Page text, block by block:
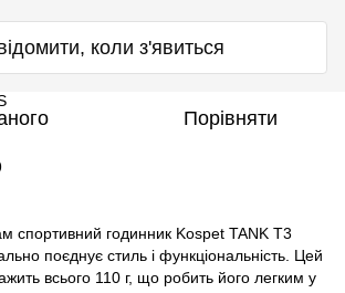
коли з'явиться
Порівняти
спортивний годинник Kospet TANK T3
поєднує стиль і функціональність. Цей
всього 110 г, що робить його легким у